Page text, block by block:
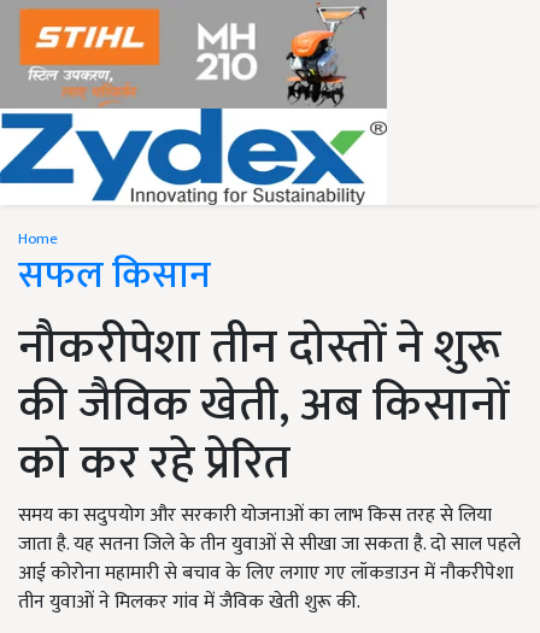
Home
सफल किसान
नौकरीपेशा तीन दोस्तों ने शुरू
की जैविक खेती, अब किसानों
को कर रहे प्रेरित
समय का सदुपयोग और सरकारी योजनाओं का लाभ किस तरह से लिया
जाता है. यह सतना जिले के तीन युवाओं से सीखा जा सकता है. दो साल पहले
आई कोरोना महामारी से बचाव के लिए लगाए गए लॉकडाउन में नौकरीपेशा
तीन युवाओं ने मिलकर गांव में जैविक खेती शुरू की.